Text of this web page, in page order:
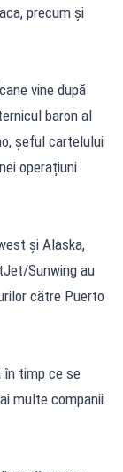
precum și
vine după
baron al
șeful cartelului
operațiuni
și Alaska,
Sunwing au
către Puerto
în timp ce se
multe companii